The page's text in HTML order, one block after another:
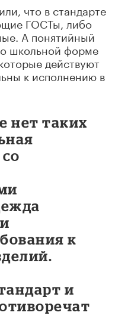
что в стандарте
ГОСТы, либо
А понятийный
школьной форме
действуют
к исполнению в
нет таких
к
и